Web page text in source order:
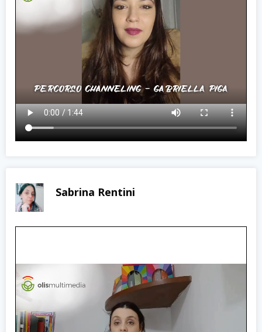
Sabrina Rentini